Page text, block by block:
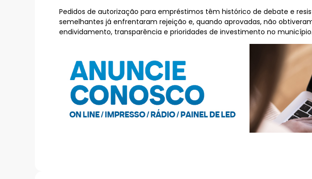
Pedidos de autorização para empréstimos têm histórico de debate e
semelhantes já enfrentaram rejeição e, quando aprovadas, não
endividamento, transparência e prioridades de investimento no município.